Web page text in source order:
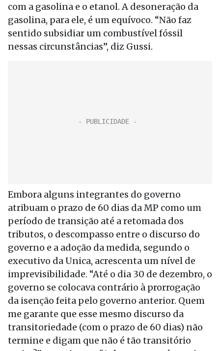
com a gasolina e o etanol. A desoneração da
gasolina, para ele, é um equívoco. “Não faz
sentido subsidiar um combustível fóssil
nessas circunstâncias”, diz Gussi.
Embora alguns integrantes do governo
atribuam o prazo de 60 dias da MP como um
período de transição até a retomada dos
tributos, o descompasso entre o discurso do
governo e a adoção da medida, segundo o
executivo da Unica, acrescenta um nível de
imprevisibilidade. “Até o dia 30 de dezembro, o
governo se colocava contrário à prorrogação
da isenção feita pelo governo anterior. Quem
me garante que esse mesmo discurso da
transitoriedade (com o prazo de 60 dias) não
termine e digam que não é tão transitório